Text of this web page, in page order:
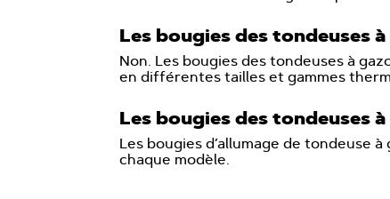
Les bougies des tondeuses
Non. Les bougies des tondeuses à
en différentes tailles et gammes
Les bougies des tondeuses
Les bougies d’allumage de tondeuse
chaque modèle.